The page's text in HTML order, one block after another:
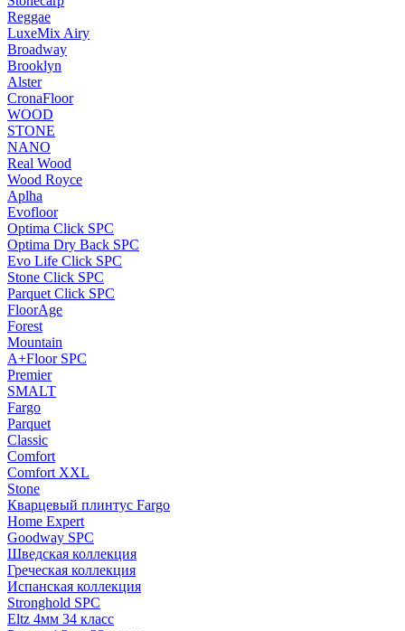
Reggae
LuxeMix Airy
Broadway
Brooklyn
Alster
CronaFloor
WOOD
STONE
NANO
Real Wood
Wood Royce
Aplha
Evofloor
Optima Click SPC
Optima Dry Back SPC
Evo Life Click SPC
Stone Click SPC
Parquet Click SPC
FloorAge
Forest
Mountain
A+Floor SPC
Premier
SMALT
Fargo
Parquet
Classic
Comfort
Comfort XXL
Stone
Кварцевый плинтус Fargo
Home Expert
Goodway SPC
Шведская коллекция
Греческая коллекция
Испанская коллекция
Stronghold SPC
Eltz 4мм 34 класс